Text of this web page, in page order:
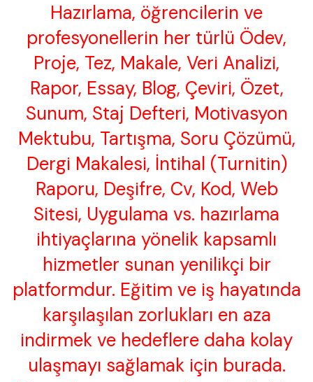
Hazırlama, öğrencilerin ve
profesyonellerin her türlü Ödev,
Proje, Tez, Makale, Veri Analizi,
Rapor, Essay, Blog, Çeviri, Özet,
Sunum, Staj Defteri, Motivasyon
Mektubu, Tartışma, Soru Çözümü,
Dergi Makalesi, İntihal (Turnitin)
Raporu, Deşifre, Cv, Kod, Web
Sitesi, Uygulama vs. hazırlama
ihtiyaçlarına yönelik kapsamlı
hizmetler sunan yenilikçi bir
platformdur. Eğitim ve iş hayatında
karşılaşılan zorlukları en aza
indirmek ve hedeflere daha kolay
ulaşmayı sağlamak için burada.